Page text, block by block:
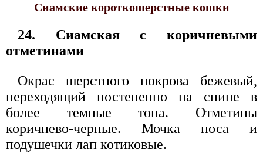
Сиамские короткошерстные кошки
24. Сиамская с коричневыми
отметинами
Окрас шерстного покрова бежевый,
переходящий постепенно на спине в
более темные тона. Отметины
коричнево-черные. Мочка носа и
подушечки лап котиковые.